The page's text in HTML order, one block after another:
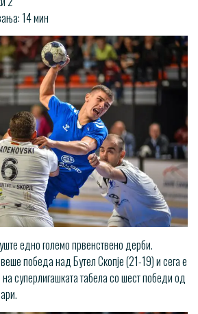
14 мин
едно големо првенствено дерби.
победа над Бутел Скопје (21-19) и сега е
суперлигашката табела со шест победи од